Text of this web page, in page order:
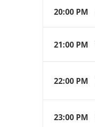
20:00 PM
21:00 PM
22:00 PM
23:00 PM